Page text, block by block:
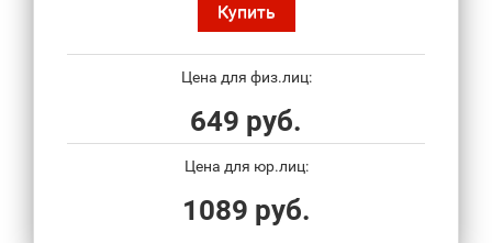
Купить
Цена для физ.лиц:
649 руб.
Цена для юр.лиц:
1089 руб.